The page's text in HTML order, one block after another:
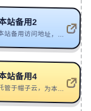
Imagine Dragons
用，将
可视化聊天
工作流。
展，通过快
交内容，支持收藏与
站备用2
本站备用访问地址，托关于cloudflare，域名：daohang-c5k.pages.dev
站备用4
托管于帽子云，为本站备用地址